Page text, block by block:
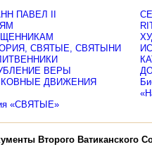
ПАВЕЛ ІІ
СВЯТЫЕ, СВЯТЫНИ
ВЕРЫ
ДВИЖЕНИЯ
«СВЯТЫЕ»
Второго Ватиканского